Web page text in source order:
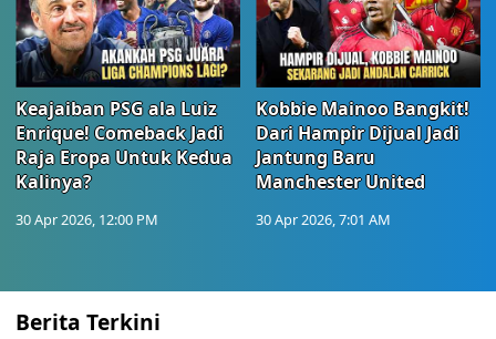
Keajaiban PSG ala Luiz
Enrique! Comeback Jadi
Raja Eropa Untuk Kedua
Kalinya?
30 Apr 2026, 12:00 PM
Kobbie Mainoo Bangkit!
Dari Hampir Dijual Jadi
Jantung Baru
Manchester United
30 Apr 2026, 7:01 AM
Berita Terkini